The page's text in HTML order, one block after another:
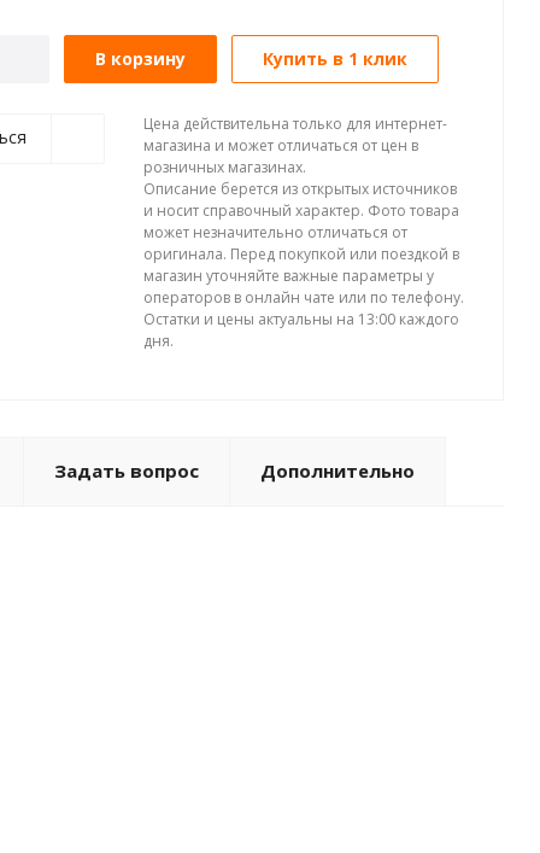
В корзину Купить в 1 клик
Цена действительна только для интернет-
магазина и может отличаться от цен в
розничных магазинах.
Описание берется из открытых источников
и носит справочный характер. Фото товара
может незначительно отличаться от
оригинала. Перед покупкой или поездкой в
магазин уточняйте важные параметры у
операторов в онлайн чате или по телефону.
Остатки и цены актуальны на 13:00 каждого
дня.
Задать вопрос Дополнительно